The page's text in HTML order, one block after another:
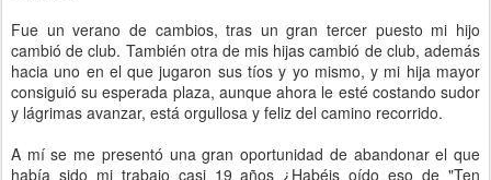
Fue un verano de cambios, tras un gran tercer puesto mi hijo
cambió de club. También otra de mis hijas cambió de club, además
hacia uno en el que jugaron sus tíos y yo mismo, y mi hija mayor
consiguió su esperada plaza, aunque ahora le esté costando sudor
y lágrimas avanzar, está orgullosa y feliz del camino recorrido.
A mí se me presentó una gran oportunidad de abandonar el que
había sido mi trabajo casi 19 años ¿Habéis oído eso de "Ten